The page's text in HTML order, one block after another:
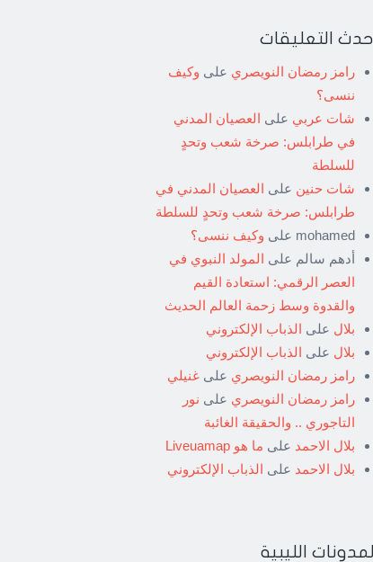
أحدث التعليقات
رامز رمضان النويصري على وكيف
ننسى؟
شات عربي على العصيان المدني
في طرابلس: صرخة شعب وتحدٍ
للسلطة
شات حنين على العصيان المدني في
طرابلس: صرخة شعب وتحدٍ للسلطة
mohamed على وكيف ننسى؟
أدهم سالم على المولد النبوي في
العصر الرقمي: استعادة القيم
والقدوة وسط زحمة العالم الحديث
بلال على الذباب الإلكتروني
بلال على الذباب الإلكتروني
رامز رمضان النويصري على غنيلي
رامز رمضان النويصري على نور
التاجوري .. والحقيقة الغائبة
بلال الاحمد على ما هو Liveuamap
بلال الاحمد على الذباب الإلكتروني
المدونات الليبية